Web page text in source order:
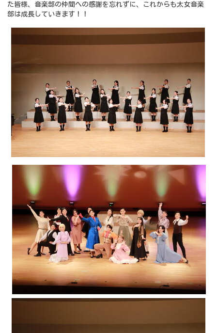
た皆様、音楽部の仲間への感謝を忘れずに、これからも太女音楽
部は成長していきます！！